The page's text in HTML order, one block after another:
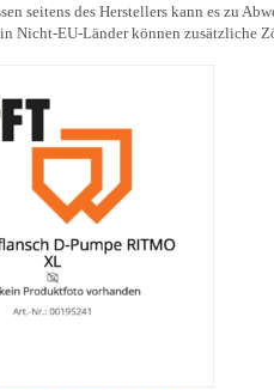
seitens des Herstellers kann es zu
Nicht-EU-Länder können zusätzliche